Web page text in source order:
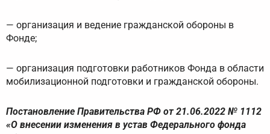
— организация и ведение гражданской обороны в
Фонде;
— организация подготовки работников Фонда в области
мобилизационной подготовки и гражданской обороны.
Постановление Правительства РФ от 21.06.2022 № 1112
«О внесении изменения в устав Федерального фонда